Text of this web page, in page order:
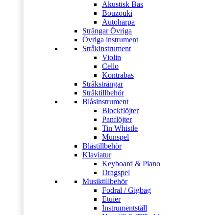
Akustisk Bas
Bouzouki
Autoharpa
Strängar Övriga
Övriga instrument
Stråkinstrument
Violin
Cello
Kontrabas
Stråksträngar
Stråktillbehör
Blåsinstrument
Blockflöjter
Panflöjter
Tin Whistle
Munspel
Blåstillbehör
Klaviatur
Keyboard & Piano
Dragspel
Musiktillbehör
Fodral / Gigbag
Etuier
Instrumentställ